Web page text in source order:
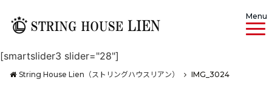
Menu
[smartslider3 slider="28"]
String House Lien（ストリングハウスリアン） IMG_3024